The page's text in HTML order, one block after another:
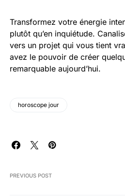
Transformez votre énergie
plutôt qu’en inquiétude.
vers un projet qui vous tient
avez le pouvoir de créer
remarquable aujourd’hui.
horoscope jour
PREVIOUS POST